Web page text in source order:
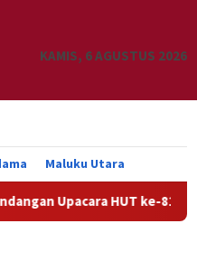
KAMIS, 6 AGUSTUS 2026
Maluku Utara
HUT ke-81 Kemerdekaan RI